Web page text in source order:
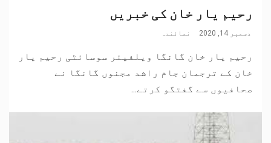
رحیم یار خان کی خبریں
دسمبر 14, 2020 نمائندہ
رحیم یار خان گانگا ویلفیئر سوسائٹی رحیم یار
خان کے ترجمان جام راشد مجنوں گانگا نے
صحافیوں سے گفتگو کرتے...